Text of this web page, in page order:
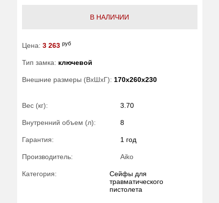
В НАЛИЧИИ
Цена: 3 263 руб
Тип замка: ключевой
Внешние размеры (ВхШхГ): 170x260x230
Вес (кг): 3.70
Внутренний объем (л): 8
Гарантия: 1 год
Производитель: Aiko
Категория:
Сейфы для
травматического
пистолета